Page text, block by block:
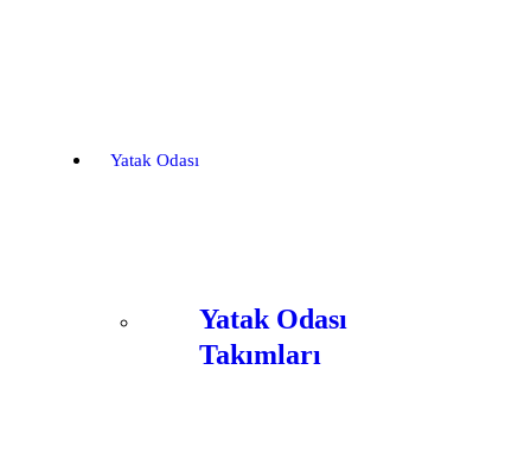
Yatak Odası
Yatak Odası
Takımları